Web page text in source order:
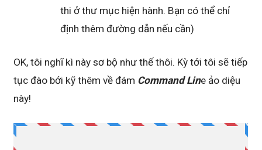
thi ở thư mục hiện hành. Bạn có thể chỉ
định thêm đường dẫn nếu cần)
OK, tôi nghĩ kì này sơ bộ như thế thôi. Kỳ tới tôi sẽ tiếp
tục đào bới kỹ thêm về đám Command Line ảo diệu
này!